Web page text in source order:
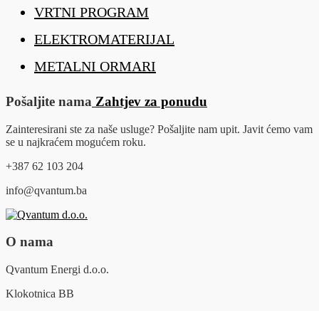
VRTNI PROGRAM
ELEKTROMATERIJAL
METALNI ORMARI
Pošaljite nama Zahtjev za ponudu
Zainteresirani ste za naše usluge? Pošaljite nam upit. Javit ćemo vam
se u najkraćem mogućem roku.
+387 62 103 204
info@qvantum.ba
O nama
Qvantum Energi d.o.o.
Klokotnica BB